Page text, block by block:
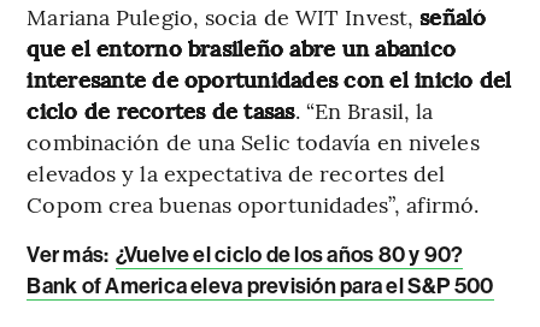
Mariana Pulegio, socia de WIT Invest,señaló
que el entorno brasileño abre un abanico
interesante de oportunidades con el inicio del
ciclo de recortes de tasas. “En Brasil, la
combinación de una Selic todavía en niveles
elevados y la expectativa de recortes del
Copom crea buenas oportunidades”, afirmó.
Ver más: ¿Vuelve el ciclo de los años 80 y 90?
Bank of America eleva previsión para el S&P 500